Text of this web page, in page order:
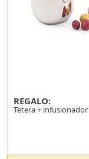
REGALO:
Tetera + infusionador